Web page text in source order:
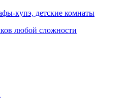
купэ, детские комнаты
любой сложности